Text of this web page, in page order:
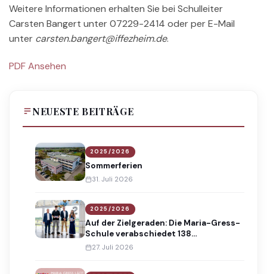
Weitere Informationen erhalten Sie bei Schulleiter
Carsten Bangert unter 07229-2414 oder per E-Mail
unter carsten.bangert@iffezheim.de.
PDF Ansehen
NEUESTE BEITRÄGE
2025/2026
Sommerferien
31. Juli 2026
2025/2026
Auf der Zielgeraden: Die Maria-Gress-
Schule verabschiedet 138
Absolventinnen und Absolventen
27. Juli 2026